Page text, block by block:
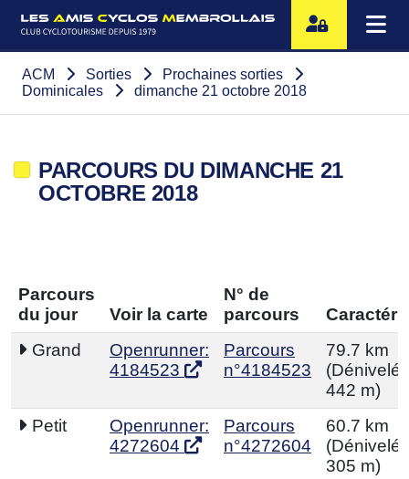
ACM Sorties
Prochaines sorties
Dominicales
dimanche 21 octobre 2018
PARCOURS DU DIMANCHE 21
OCTOBRE 2018
Parcours
du jour
Voir la carte
N° de
parcours
Grand
Openrunner:
4184523
Parcours
n°4184523
79.7 km
(Dénivelé
442 m)
Petit
Openrunner:
4272604
Parcours
n°4272604
60.7 km
(Dénivelé
305 m)